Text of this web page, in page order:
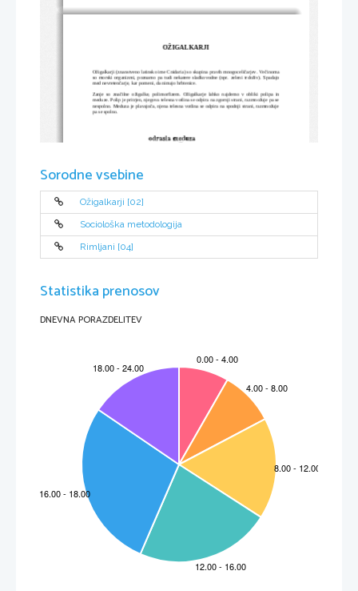
OŽIGALKARJI
Ožigalkarji (znanstveno latinsko ime Cnidaria) so skupina pravih mnogoceličarjev . Večinoma
so morski organizmi, poznamo pa tudi nekatere sladkovodne (npr. zeleni trdoživ). Spadajo
med nevretenčarje, kar pomeni, da nimajo hrbtenice.
Zanje so značilne ožigalke, polimorfizem. Ožigalkarje lahko najdemo v obliki polipa
  in
meduze. Polip je pritrjen, njegova telesna votlina se odpira na zgornji strani, razmnožuje pa se
nespolno. Meduza je plavajoča, njena telesna votlina se odpira na spodnji strani, razmnožuje
pa se spolno.
Plen ožigalkarji ugonobijo z ožigalkami. Dotakniti se mora čutilne dlačice, ki sproži ožigalko.
Razvita   je   le   polipna   generacija,   npr. konjska   vetrnica,
vetrnica
Koralnjaki so nekoliko podobni rastlinam.Pri koralnjakih se je ohranila velika stopnja
črevesa. Koralnjaki imajo močno nagubano črevo. So zelo različni, najdemo jih od zelo
majhnih do zelo velikih. Živijo kot polipi. Za svojo rast potrebujejo sončno svetlobo,
vendar niso rastline. POLIP- je telesna oblika pritrjenih ožigalkarjev ( pritrjeni na morska
Sorodne vsebine
Ožigalkarji [02]
Sociološka metodologija
Rimljani [04]
Statistika prenosov
DNEVNA PORAZDELITEV